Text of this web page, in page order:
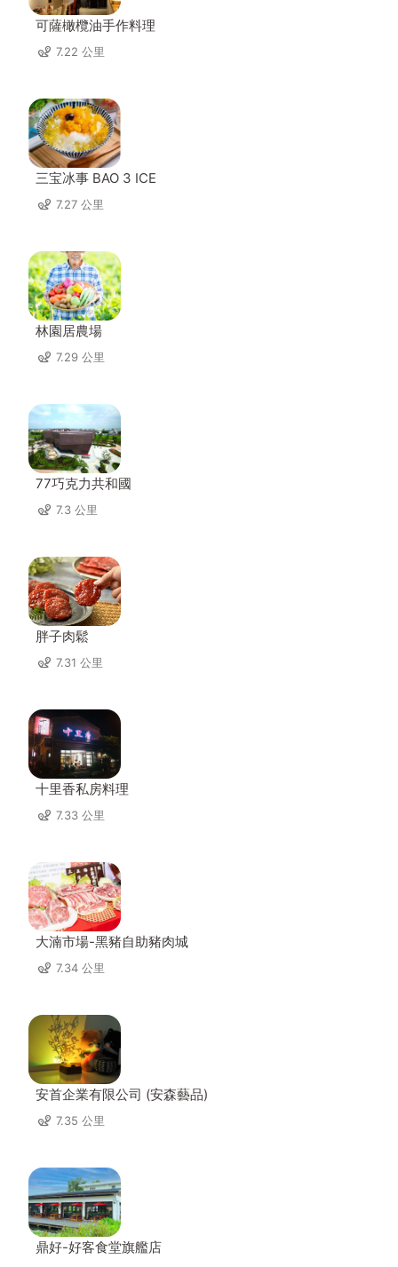
可薩橄欖油手作料理
7.22 公里
三宝冰事 BAO 3 ICE
7.27 公里
林園居農場
7.29 公里
77巧克力共和國
7.3 公里
胖子肉鬆
7.31 公里
十里香私房料理
7.33 公里
大湳市場-黑豬自助豬肉城
7.34 公里
安首企業有限公司 (安森藝品)
7.35 公里
鼎好-好客食堂旗艦店